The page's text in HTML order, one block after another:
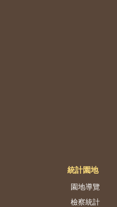
統計園地
園地導覽
檢察統計